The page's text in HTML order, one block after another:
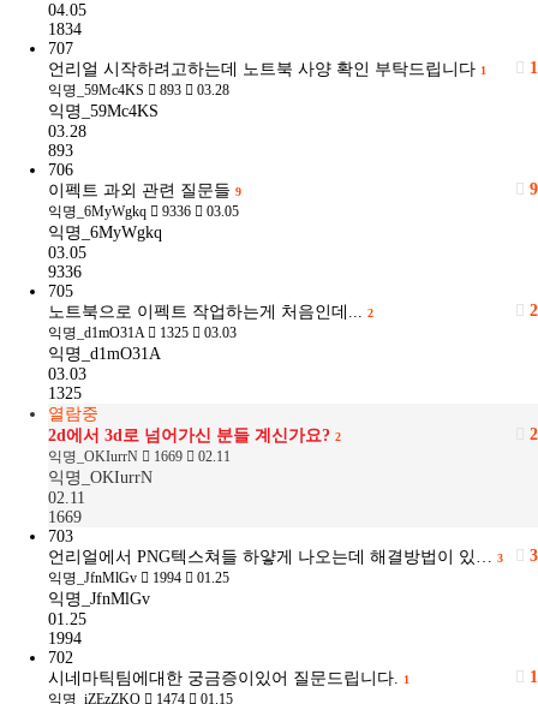
04.05
1834
707
1
언리얼 시작하려고하는데 노트북 사양 확인 부탁드립니다 1
익명_59Mc4KS 893 03.28
익명_59Mc4KS
03.28
893
706
9
이펙트 과외 관련 질문들 9
익명_6MyWgkq 9336 03.05
익명_6MyWgkq
03.05
9336
705
2
노트북으로 이펙트 작업하는게 처음인데... 2
익명_d1mO31A 1325 03.03
익명_d1mO31A
03.03
1325
열람중
2
2d에서 3d로 넘어가신 분들 계신가요? 2
익명_OKIurrN 1669 02.11
익명_OKIurrN
02.11
1669
703
3
언리얼에서 PNG텍스쳐들 하얗게 나오는데 해결방법이 있… 3
익명_JfnMlGv 1994 01.25
익명_JfnMlGv
01.25
1994
702
1
시네마틱팀에대한 궁금증이있어 질문드립니다. 1
익명_iZEzZKQ 1474 01.15